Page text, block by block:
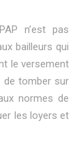
n’est pas
bailleurs qui
le versement
de tomber sur
normes de
les loyers et